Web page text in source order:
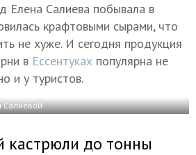
Елена Салиева побывала в
крафтовыми сырами, что
не хуже. И сегодня продукция
в Ессентуках популярна не
и у туристов.
Салиевой
кастрюли до тонны